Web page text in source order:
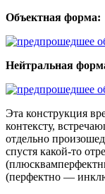
Объектная форма:
Нейтральная
Эта конструкция
контексту,
отдельно
спустя какой-то
(перфектно —